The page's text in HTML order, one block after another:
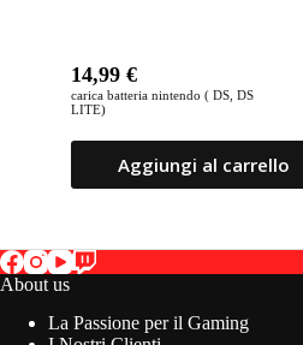
carica batteria nintendo ( DS, DS
LITE)
14,99€
Aggiungi al carrello
About us
La Passione per il Gaming